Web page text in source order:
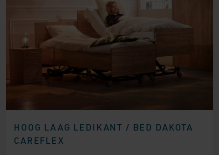
HOOG LAAG LEDIKANT / BED DAKOTA
CAREFLEX